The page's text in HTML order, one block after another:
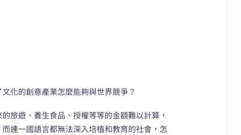
化的創意產業怎麼能夠與世界競爭？
旅遊、養生食品、授權等等的金額難以計算，
連一國語言都無法深入培植和教育的社會，怎